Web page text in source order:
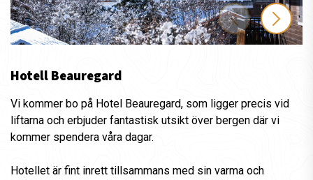
Hotell Beauregard
Vi kommer bo på Hotel Beauregard, som ligger precis vid
liftarna och erbjuder fantastisk utsikt över bergen där vi
kommer spendera våra dagar.
Hotellet är fint inrett tillsammans med sin varma och